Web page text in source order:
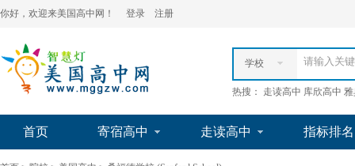
你好，欢迎来美国高中网！ 登录 注册
学校
热搜： 走读高中 库欣高中
首页 寄宿高中 走读高中 指标排名